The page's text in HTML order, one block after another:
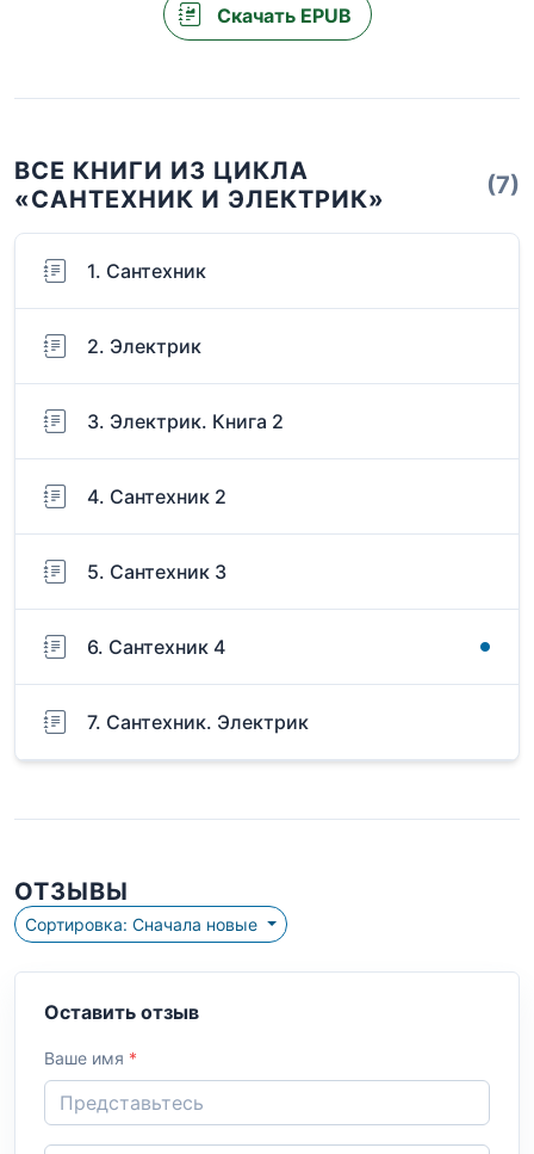
Скачать EPUB
ВСЕ КНИГИ ИЗ ЦИКЛА
«САНТЕХНИК И ЭЛЕКТРИК»
(7)
1. Сантехник
2. Электрик
3. Электрик. Книга 2
4. Сантехник 2
5. Сантехник 3
6. Сантехник 4
7. Сантехник. Электрик
ОТЗЫВЫ
Сортировка: Сначала новые
Оставить отзыв
Ваше имя *